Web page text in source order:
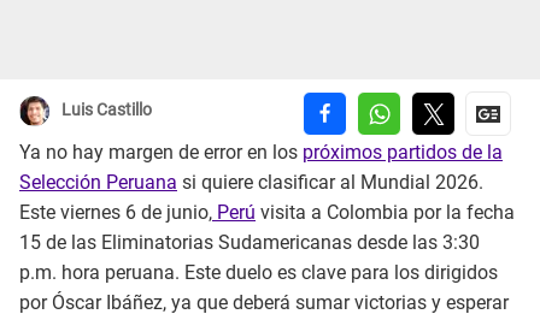
Luis Castillo
Ya no hay margen de error en los próximos partidos de la
Selección Peruana si quiere clasificar al Mundial 2026.
Este viernes 6 de junio, Perú visita a Colombia por la fecha
15 de las Eliminatorias Sudamericanas desde las 3:30
p.m. hora peruana. Este duelo es clave para los dirigidos
por Óscar Ibáñez, ya que deberá sumar victorias y esperar